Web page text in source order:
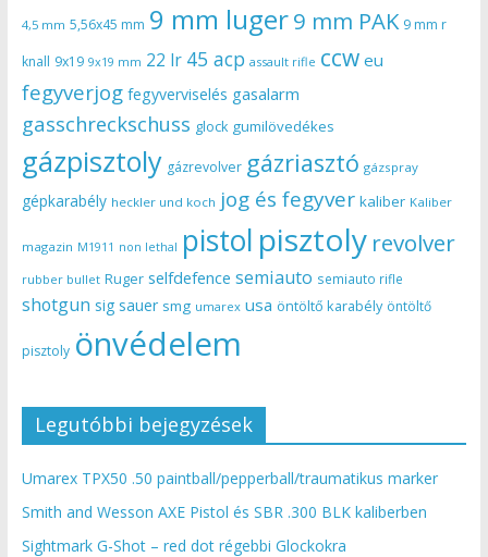
4,5 mm 5,56x45 mm 9 mm luger9 mm PAK 9 mm r
knall 9x19 9x19 mm 22 lr 45 acp assault rifle ccw eu
fegyverjog fegyverviselés gasalarm
gasschreckschuss glock gumilövedékes
gázpisztoly gázrevolver gázriasztó gázspray
gépkarabély heckler und koch jog és fegyver kaliber Kaliber
magazin M1911 non lethal pistol pisztoly revolver
rubber bullet Ruger selfdefence semiauto semiauto rifle
shotgun sig sauer smg umarex usa öntöltő karabély öntöltő
pisztoly önvédelem
Legutóbbi bejegyzések
Umarex TPX50 .50 paintball/pepperball/traumatikus marker
Smith and Wesson AXE Pistol és SBR .300 BLK kaliberben
Sightmark G-Shot – red dot régebbi Glockokra